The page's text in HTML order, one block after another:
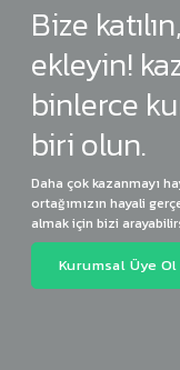
Bize
ekleyin!
binlerce
biri olun.
Daha çok kazanmayı
ortağımızın hayali
almak için bizi
Kurumsal Üye Ol